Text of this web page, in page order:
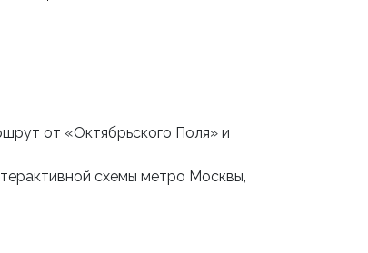
от «Октябрьского Поля» и
схемы метро Москвы,